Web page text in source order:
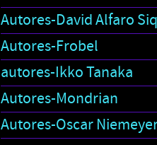
Autores-David Alfaro
Autores-Frobel
autores-Ikko Tanaka
Autores-Mondrian
Autores-Oscar